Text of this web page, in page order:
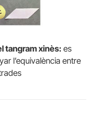
tangram xinès: es
l’equivalència entre